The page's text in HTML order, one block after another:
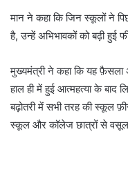
मान ने कहा कि जिन स्कूलों ने
है, उन्हें अभिभावकों को बढ़ी हुई
मुख्यमंत्री ने कहा कि यह
हाल ही में हुई आत्महत्या के बाद
बढ़ोतरी में सभी तरह की स्कूल
स्कूल और कॉलेज छात्रों से